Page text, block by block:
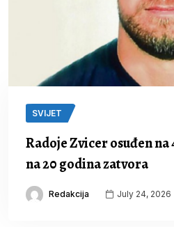
SVIJET
Radoje Zvicer osuđen na
na 20 godina zatvora
Redakcija July 24, 2026